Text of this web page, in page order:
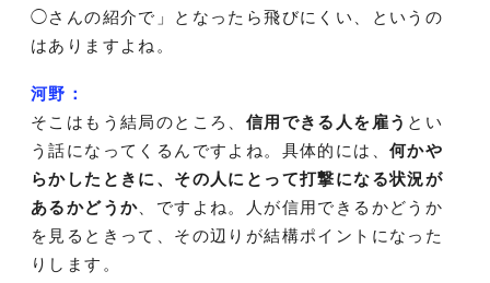
◯さんの紹介で」となったら飛びにくい、というの
はありますよね。
河野：
そこはもう結局のところ、 信用できる人を雇う とい
う話になってくるんですよね。具体的には、何かや
らかしたときに、その人にとって打撃になる状況が
あるかどうか 、ですよね。人が信用できるかどうか
を見るときって、その辺りが結構ポイントになった
りします。